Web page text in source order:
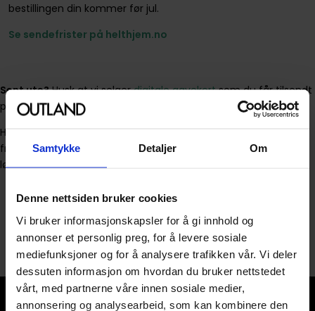
Samtykke Detaljer Om
Denne nettsiden bruker cookies
Vi bruker informasjonskapsler for å gi innhold og
annonser et personlig preg, for å levere sosiale
mediefunksjoner og for å analysere trafikken vår. Vi deler
dessuten informasjon om hvordan du bruker nettstedet
vårt, med partnerne våre innen sosiale medier,
annonsering og analysearbeid, som kan kombinere den
bestillingen din kommer før jul.
Se sendefrister på helthjem.no
Sent ute?Husk at vi selgerdigitale gavekortsom du får tilsendt
på e-post umiddelbart.
Husk, dersom du skulle gå glipp av vår bestillingsfrist vil du
fremdeles ha mulighet til å benytte deg av vår Klikk & Hent-
løsning.
Se butikkenes åpningstider